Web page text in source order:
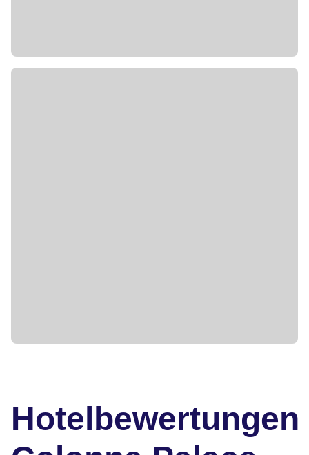
Hotelbewertungen